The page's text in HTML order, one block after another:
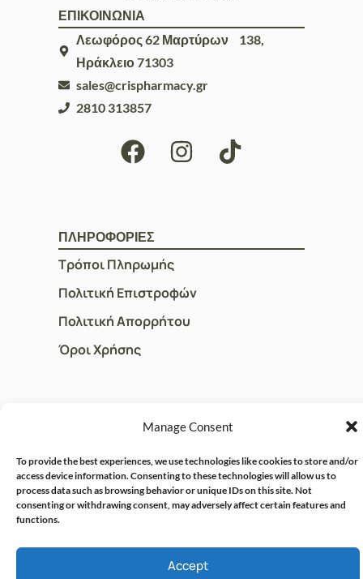
Manage Consent
To provide the best experiences, we use technologies like cookies to store and/or
access device information. Consenting to these technologies will allow us to
process data such as browsing behavior or unique IDs on this site. Not
consenting or withdrawing consent, may adversely affect certain features and
functions.
Accept
ΕΠΙΚΟΙΝΩΝΙΑ
Λεωφόρος 62 Μαρτύρων 138,
Ηράκλειο 71303
sales@crispharmacy.gr
2810 313857
ΠΛΗΡΟΦΟΡΙΕΣ
Τρόποι Πληρωμής
Πολιτική Επιστροφών
Πολιτική Απορρήτου
Όροι Χρήσης
Ο Λογαριασμός μου
Η Ομάδα μας
Επικοινωνία
© CRISPHARMACY.GR -
CRAFTED WITH ♡ BY
SOLVIT I.T. SOLUTIONS &